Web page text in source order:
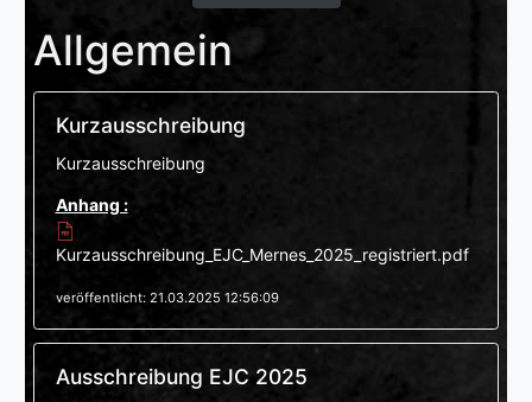
Allgemein
Kurzausschreibung
Kurzausschreibung
Anhang :
Kurzausschreibung_EJC_Mernes_2025_registriert.pdf
veröffentlicht: 21.03.2025 12:56:09
Ausschreibung EJC 2025